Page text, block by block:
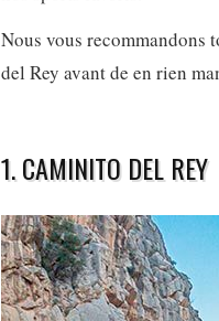
Nous vous recommandons
del Rey avant de en rien
1. CAMINITO DEL REY